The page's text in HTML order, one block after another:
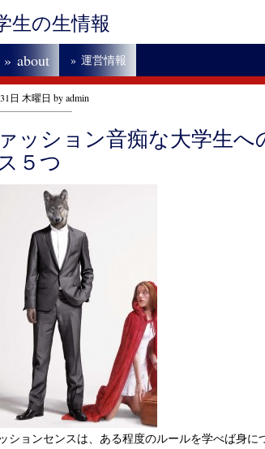
生の生情報
» about » 運営情報
日 木曜日 by admin
ッション音痴な大学生へ
５つ
ションセンスは、ある程度のルールを学べば身に